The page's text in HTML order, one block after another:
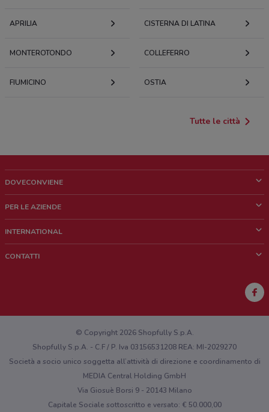
APRILIA CISTERNA DI LATINA
MONTEROTONDO COLLEFERRO
FIUMICINO OSTIA
Tutte le città
DOVECONVIENE
Chi siamo
Lavora con noi
PER LE AZIENDE
Richieste commerciali e marketing
INTERNATIONAL
CONTATTI
Hai un malfunzionamento sul web o sull'app?
© Copyright 2026 Shopfully S.p.A.
Shopfully S.p.A. - C.F / P. Iva 03156531208 REA: MI-2029270
Società a socio unico soggetta all’attività di direzione e coordinamento di
MEDIA Central Holding GmbH
Via Giosuè Borsi 9 - 20143 Milano
Capitale Sociale sottoscritto e versato: € 50.000,00